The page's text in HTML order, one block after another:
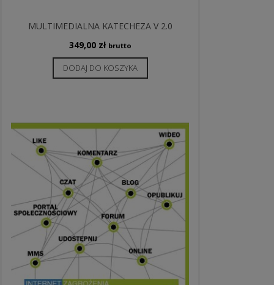
MULTIMEDIALNA KATECHEZA V 2.0
349,00 zł brutto
DODAJ DO KOSZYKA